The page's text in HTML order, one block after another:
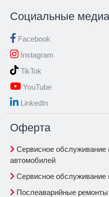
Социальные медиа
Facebook
Instagram
TikTok
YouTube
LinkedIn
Oферта
Сервисное обслуживание
автомобилей
Сервисное обслуживание
Послеаварийные